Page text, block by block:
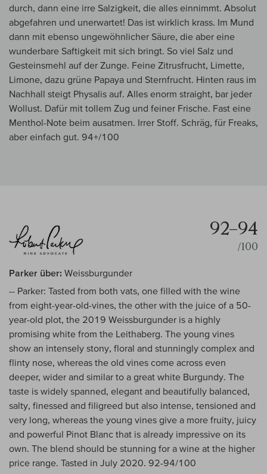
durch, dann eine irre Salzigkeit, die alles einnimmt. Absolut
abgefahren und unerwartet! Das ist wirklich krass. Im Mund
dann mit ebenso ungewöhnlicher Säure, die aber eine
wunderbare Saftigkeit mit sich bringt. So viel Salz und
Gesteinsmehl auf der Zunge. Feine Zitrusfrucht, Limette,
Limone, dazu grüne Papaya und Sternfrucht. Hinten raus im
Nachhall steigt Physalis auf. Alles enorm straight, bar jeder
Wollust. Dafür mit tollem Zug und feiner Frische. Fast eine
Menthol-Note beim ausatmen. Irrer Stoff. Schräg, für Freaks,
aber einfach gut. 94+/100
92–94
/100
Parker über: Weissburgunder
-- Parker: Tasted from both vats, one filled with the wine
from eight-year-old-vines, the other with the juice of a 50-
year-old plot, the 2019 Weissburgunder is a highly
promising white from the Leithaberg. The young vines
show an intensely stony, floral and stunningly complex and
flinty nose, whereas the old vines come across even
deeper, wider and similar to a great white Burgundy. The
taste is widely spanned, elegant and beautifully balanced,
salty, finessed and filigreed but also intense, tensioned and
very long, whereas the young vines give a more fruity, juicy
and powerful Pinot Blanc that is already impressive on its
own. The blend should be stunning for a wine at the higher
price range. Tasted in July 2020. 92-94/100